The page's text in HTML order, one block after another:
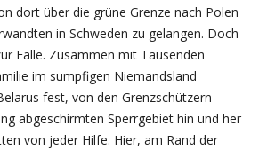
dort über die grüne Grenze nach Polen
in Schweden zu gelangen. Doch
Falle. Zusammen mit Tausenden
im sumpfigen Niemandsland
fest, von den Grenzschützern
abgeschirmten Sperrgebiet hin und her
von jeder Hilfe. Hier, am Rand der